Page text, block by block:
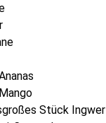
Stück Ingwer